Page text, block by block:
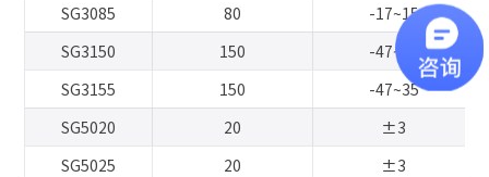
SG3085
80
-17~15
SG3150
150
-47~35
SG3155
150
-47~35
SG5020
20
±3
SG5025
20
±3
行业 国家
*电话号码 *电子邮件
手机
国家